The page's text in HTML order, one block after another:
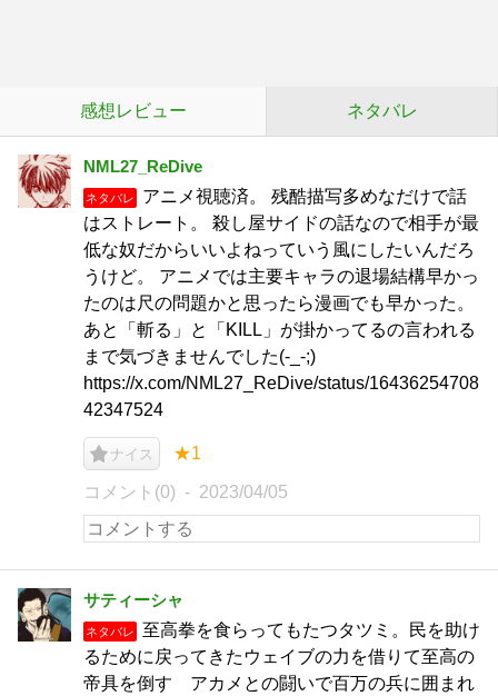
感想レビュー ネタバレ
NML27_ReDive
ネタバレ
アニメ視聴済。 残酷描写多めなだけで話
はストレート。 殺し屋サイドの話なので相手が最
低な奴だからいいよねっていう風にしたいんだろ
うけど。 アニメでは主要キャラの退場結構早かっ
たのは尺の問題かと思ったら漫画でも早かった。
あと「斬る」と「KILL」が掛かってるの言われる
まで気づきませんでした(-_-;)
https://x.com/NML27_ReDive/status/16436254708
42347524
ナイス ★1
コメント(0) 2023/04/05
サティーシャ
ネタバレ
至高拳を食らってもたつタツミ。民を助け
るために戻ってきたウェイブの力を借りて至高の
帝具を倒す アカメとの闘いで百万の兵に囲まれ